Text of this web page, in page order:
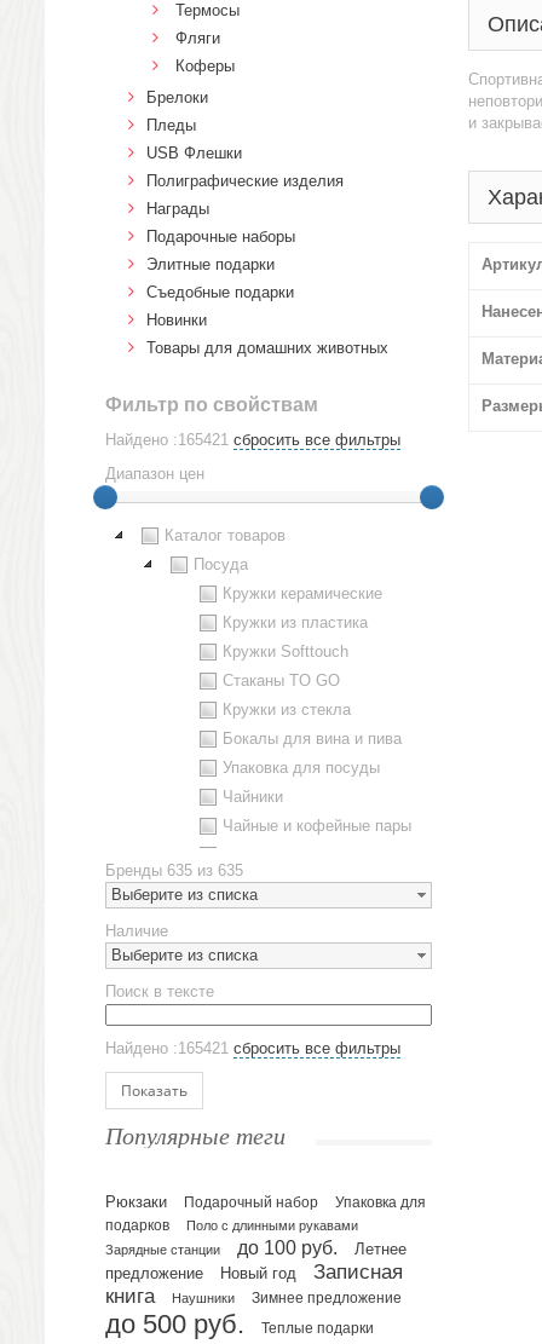
и
Термосы
Фляги
Коферы
Брелоки
Пледы
USB Флешки
Полиграфические изделия
Награды
Подарочные наборы
Элитные подарки
Cъедобные подарки
Новинки
Товары для домашних животных
Фильтр по свойствам
Найдено :165421 сбросить все фильтры
Диапазон цен
Каталог товаров
Посуда
Кружки керамические
Кружки из пластика
Кружки Softtouch
Стаканы TO GO
Кружки из стекла
Бокалы для вина и пива
Упаковка для посуды
Чайники
Чайные и кофейные пары
Наборы посуды
Предметы сервировки
Стаканы
Эко кружки
ЕВРОПОСУДА
Аксессуары
Ежедневники и блокноты
Датированные ежедневники
Планинги и телефонные книжки
Планинги датированные
Планинги недатированные
Телефонные книжки
Еженедельники
Бренды 635 из 635
Выберите из списка
Наличие
Выберите из списка
Поиск в тексте
Найдено :165421 сбросить все фильтры
Показать
Популярные теги
Рюкзаки Подарочный набор
Упаковка для
подарков
Поло с длинными рукавами
Зарядные станции
до 100 руб.
Летнее
предложение
Новый год
Записная
книга
Наушники Зимнее предложение
до 500 руб.
Теплые подарки